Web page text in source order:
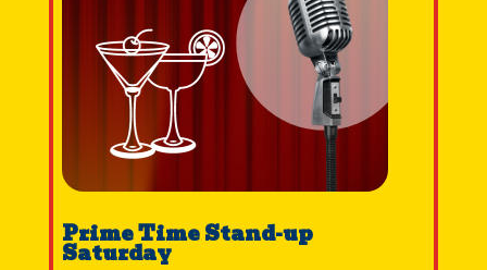
Prime Time Stand-up
Saturday